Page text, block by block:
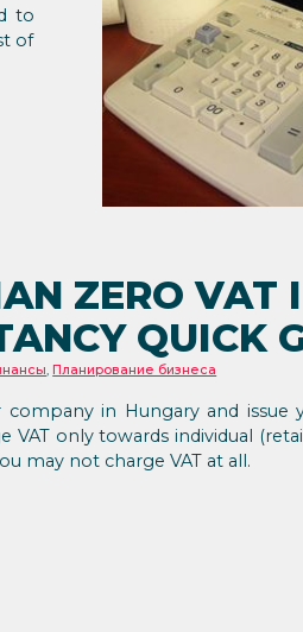
to
of
ZERO VAT
QUICK
, Планирование бизнеса
in Hungary and issue
VAT only towards individual
may not charge VAT at all.